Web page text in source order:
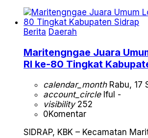
Berita Daerah
Maritengngae Juara
RI ke-80 Tingkat
calendar_monthRabu, 17
account_circleIful -
visibility252
0Komentar
SIDRAP, KBK – Kecamatan